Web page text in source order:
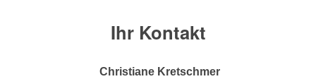
Ihr Kontakt
Christiane Kretschmer